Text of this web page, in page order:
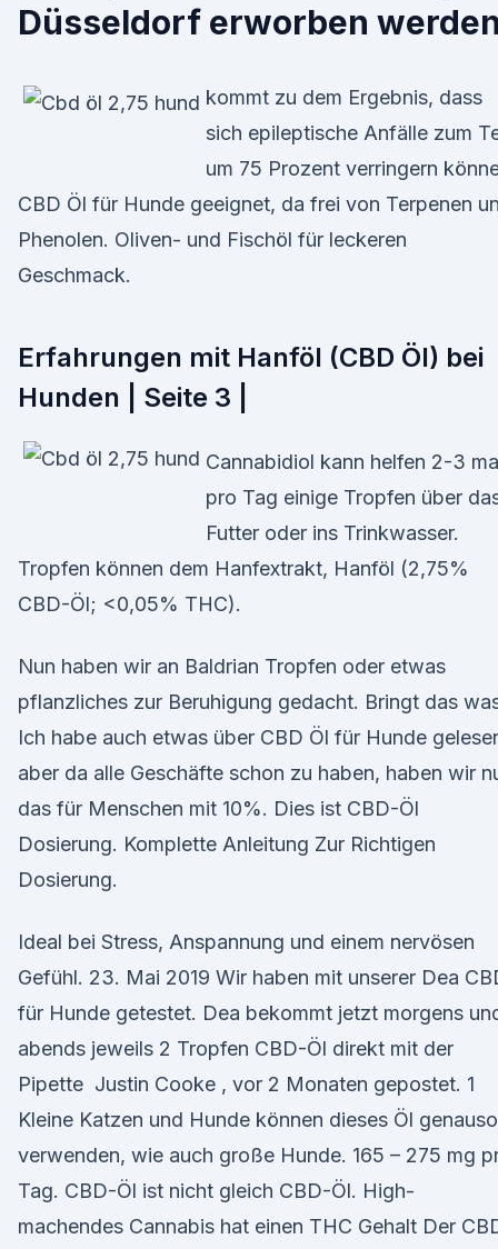
Düsseldorf erworben
kommt zu dem Ergebnis, dass
sich epileptische Anfälle zum
um 75 Prozent verringern
CBD Öl für Hunde geeignet, da frei von Terpenen
Phenolen. Oliven- und Fischöl für leckeren
Geschmack.
Erfahrungen mit Hanföl (CBD Öl) bei
Hunden | Seite 3 |
Cannabidiol kann helfen 2-3
pro Tag einige Tropfen über
Futter oder ins Trinkwasser.
Tropfen können dem Hanfextrakt, Hanföl (2,75%
CBD-Öl; <0,05% THC).
Nun haben wir an Baldrian Tropfen oder etwas
pflanzliches zur Beruhigung gedacht. Bringt das
Ich habe auch etwas über CBD Öl für Hunde
aber da alle Geschäfte schon zu haben, haben wir
das für Menschen mit 10%. Dies ist CBD-Öl
Dosierung. Komplette Anleitung Zur Richtigen
Dosierung.
Ideal bei Stress, Anspannung und einem nervösen
Gefühl. 23. Mai 2019 Wir haben mit unserer Dea
für Hunde getestet. Dea bekommt jetzt morgens
abends jeweils 2 Tropfen CBD-Öl direkt mit der
Pipette Justin Cooke , vor 2 Monaten gepostet. 1
Kleine Katzen und Hunde können dieses Öl genauso
verwenden, wie auch große Hunde. 165 – 275 mg
Tag. CBD-Öl ist nicht gleich CBD-Öl. High-
machendes Cannabis hat einen THC Gehalt Der